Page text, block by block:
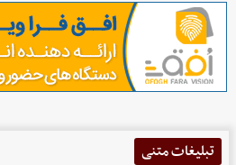
تبلیغات متنی